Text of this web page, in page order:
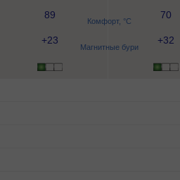
Комфорт, °C
Магнитные бури
89 70
+23 +32